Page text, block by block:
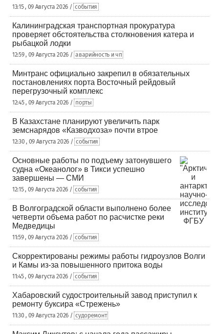
13:15 , 09 Августа 2026 / события
Калининградская транспортная прокуратура
проверяет обстоятельства столкновения катера и
рыбацкой лодки
12:59 , 09 Августа 2026 / аварийность и чп
Минтранс официально закрепил в обязательных
постановлениях порта Восточный рейдовый
перегрузочный комплекс
12:45 , 09 Августа 2026 / порты
В Казахстане планируют увеличить парк
земснарядов «Казводхоза» почти втрое
12:30 , 09 Августа 2026 / события
Основные работы по подъему затонувшего
судна «Океанолог» в Тикси успешно
завершены — СМИ
12:15 , 09 Августа 2026 / события
В Волгоградской области выполнено более
четверти объема работ по расчистке реки
Медведицы
11:59 , 09 Августа 2026 / события
Скорректированы режимы работы гидроузлов Волги
и Камы из-за повышенного притока воды
11:45 , 09 Августа 2026 / события
Хабаровский судостроительный завод приступил к
ремонту буксира «Стрежень»
11:30 , 09 Августа 2026 / судоремонт